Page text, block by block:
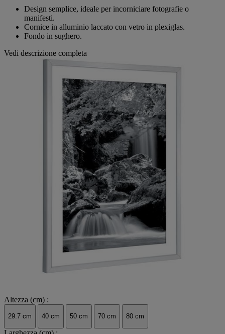
Design semplice, ideale per incorniciare fotografie o
manifesti.
Cornice in alluminio laccato con vetro in plexiglas.
Fondo in sughero.
Vedi descrizione completa
Altezza (cm) :
29.7 cm 40 cm 50 cm 70 cm 80 cm